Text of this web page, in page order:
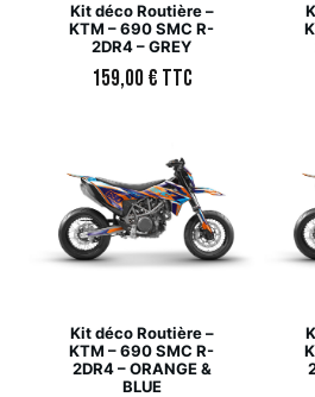
Kit déco Routière –
KTM – 690 SMC R-
2DR4 – GREY
159,00€ TTC
Kit déco Routière –
KTM – 690 SMC R-
2DR4 – ORANGE &
BLUE